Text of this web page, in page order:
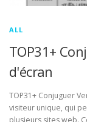
ALL
TOP31+
d'écran
TOP31+ Conjuguer
visiteur unique, qui
plusieurs sites web.